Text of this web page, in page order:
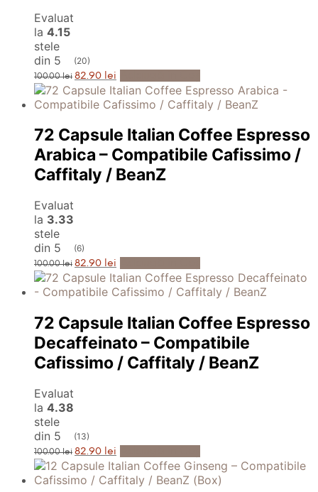
Evaluat
la 4.15
stele
din 5
(20)
100.00lei Prețul
inițial
a
fost:
82.90 lei Prețul
curent
este:
82.90 lei.
72 Capsule Italian Coffee Espresso
Arabica – Compatibile Cafissimo /
Caffitaly / BeanZ
Evaluat
la 3.33
stele
din 5
(6)
100.00lei Prețul
inițial
a
fost:
82.90 lei Prețul
curent
este:
82.90 lei.
72 Capsule Italian Coffee Espresso
Decaffeinato – Compatibile
Cafissimo / Caffitaly / BeanZ
Evaluat
la 4.38
stele
din 5
(13)
100.00lei Prețul
inițial
a
fost:
82.90 lei Prețul
curent
este:
82.90 lei.